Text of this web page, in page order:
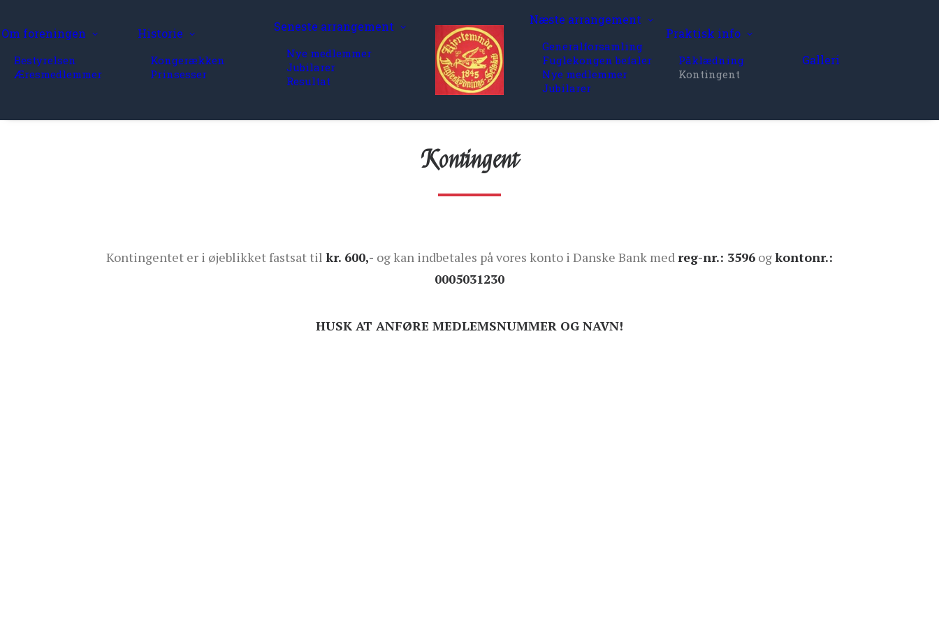
Om foreningen
Bestyrelsen
Æresmedlemmer
Historie
Kongerækken
Prinsesser
Seneste arrangement
Nye medlemmer
Jubilarer
Resultat
Næste arrangement
Generalforsamling
Fuglekongen befaler
Nye medlemmer
Jubilarer
Praktisk info
Påklædning
Kontingent
Galleri
Kontingent
Kontingentet er i øjeblikket fastsat til kr. 600,- og kan indbetales på vores konto i Danske Bank medreg-nr.: 3596 ogkontonr.:
0005031230
HUSK AT ANFØRE MEDLEMSNUMMER OG NAVN!